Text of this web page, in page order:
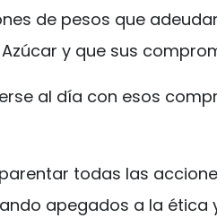
de pesos que
y que sus
al día con esos
todas las
apegados a la